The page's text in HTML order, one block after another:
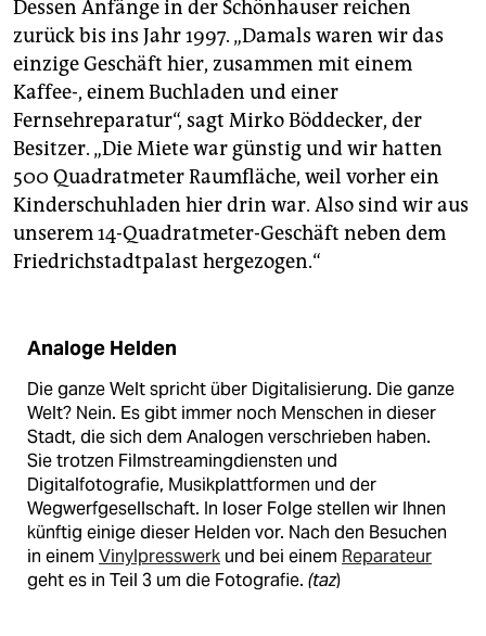
Dessen Anfänge in der Schönhauser reichen
zurück bis ins Jahr 1997. „Damals waren wir das
einzige Geschäft hier, zusammen mit einem
Kaffee-, einem Buchladen und einer
Fernsehreparatur“, sagt Mirko Böddecker, der
Besitzer. „Die Miete war günstig und wir hatten
500 Quadratmeter Raumfläche, weil vorher ein
Kinderschuhladen hier drin war. Also sind wir aus
unserem 14-Quadratmeter-Geschäft neben dem
Friedrichstadtpalast hergezogen.“
Analoge Helden
Die ganze Welt spricht über Digitalisierung. Die ganze
Welt? Nein. Es gibt immer noch Menschen in dieser
Stadt, die sich dem Analogen verschrieben haben.
Sie trotzen Filmstreamingdiensten und
Digitalfotografie, Musikplattformen und der
Wegwerfgesellschaft. In loser Folge stellen wir Ihnen
künftig einige dieser Helden vor. Nach den Besuchen
in einem Vinylpresswerk und bei einem Reparateur
geht es in Teil 3 um die Fotografie. (taz)